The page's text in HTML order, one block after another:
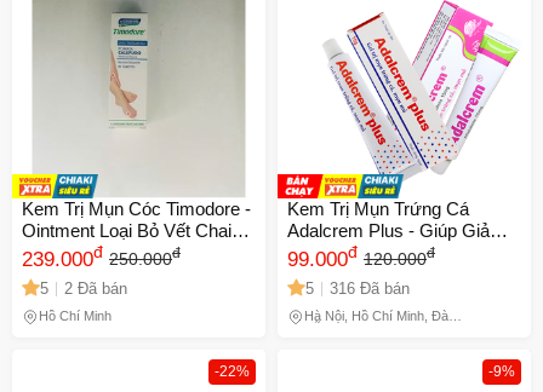
Kem Trị Mụn Cóc Timodore -
Ointment Loại Bỏ Vết Chai
Sần Không Đau - 5ml,
Farmaceutici Dr.Ciccarelli,
Made in Italy
239.000đ 250.000đ
5 2 Đã bán
Hồ Chí Minh
Kem Trị Mụn Trứng Cá
Adalcrem Plus - Giúp Giảm
Mụn Đầu Đen, Nốt Sần và
Mụn Mủ - Dành Cho Da Mặt,
Ngực, Lưng
99.000đ 120.000đ
5 316 Đã bán
Hà Nội, Hồ Chí Minh, Đà
-22% -9%